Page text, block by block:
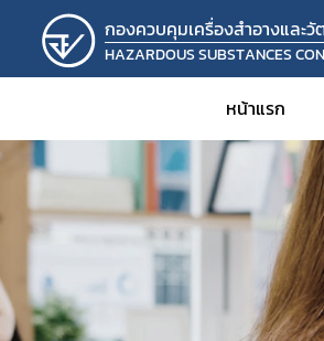
กองควบคุมเครื่องสำอางและ
HAZARDOUS SUBSTANCES
หน้าแรก